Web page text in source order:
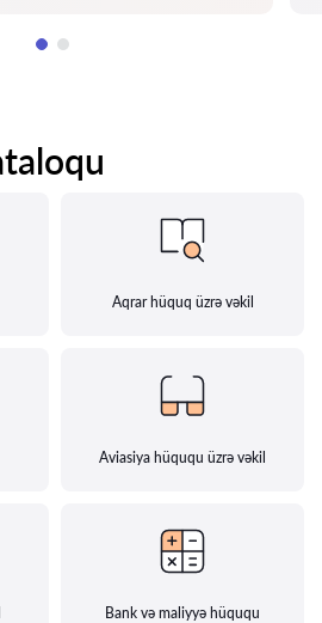
Aqrar hüquq üzrə vəkil
Aviasiya hüququ üzrə vəkil
Bank və maliyyə hüququ